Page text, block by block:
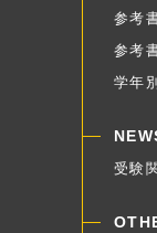
参考
参考
学年
受験